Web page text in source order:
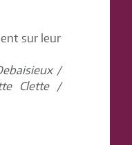
sur leur
/
Clette /